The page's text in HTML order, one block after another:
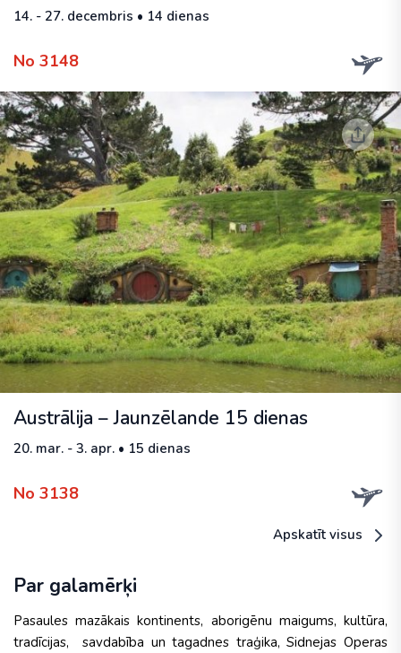
14. - 27. decembris • 14 dienas
No 3148
Austrālija – Jaunzēlande 15 dienas
20. mar. - 3. apr. • 15 dienas
No 3138
Apskatīt visus
Par galamērķi
Pasaules mazākais kontinents, aborigēnu maigums, kultūra,
tradīcijas, savdabība un tagadnes traģika, Sidnejas Operas